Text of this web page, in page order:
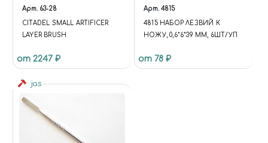
Арт. 63-28
CITADEL SMALL ARTIFICER
LAYER BRUSH
от 2247 ₽
Арт. 4815
4815 НАБОР ЛЕЗВИЙ К
НОЖУ, 0,6*6*39 ММ, 6ШТ/УП
от 78 ₽
jas